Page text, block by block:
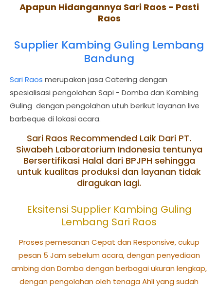
Apapun Hidangannya Sari Raos - Pasti
Raos
Supplier Kambing Guling Lembang
Bandung
Sari Raos merupakan jasa Catering dengan
spesialisasi pengolahan Sapi - Domba dan Kambing
Guling dengan pengolahan utuh berikut layanan live
barbeque di lokasi acara.
Sari Raos Recommended Laik Dari PT.
Siwabeh Laboratorium Indonesia tentunya
Bersertifikasi Halal dari BPJPH sehingga
untuk kualitas produksi dan layanan tidak
diragukan lagi.
Eksitensi Supplier Kambing Guling
Lembang Sari Raos
Proses pemesanan Cepat dan Responsive, cukup
pesan 5 Jam sebelum acara, dengan penyediaan
ambing dan Domba dengan berbagai ukuran lengkap,
dengan pengolahan oleh tenaga Ahli yang sudah